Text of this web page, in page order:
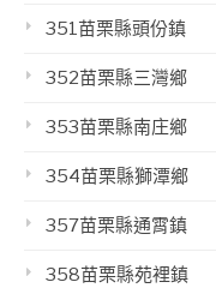
351苗栗縣頭份鎮
352苗栗縣三灣鄉
353苗栗縣南庄鄉
354苗栗縣獅潭鄉
357苗栗縣通霄鎮
358苗栗縣苑裡鎮